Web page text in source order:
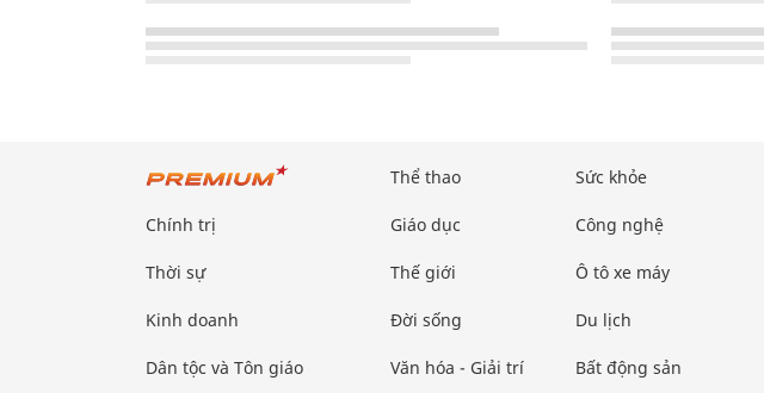
Chính trị
Thời sự
Kinh doanh
Dân tộc và Tôn giáo
Thể thao
Giáo dục
Thế giới
Đời sống
Văn hóa - Giải trí
Sức khỏe
Công nghệ
Ô tô xe máy
Du lịch
Bất động sản